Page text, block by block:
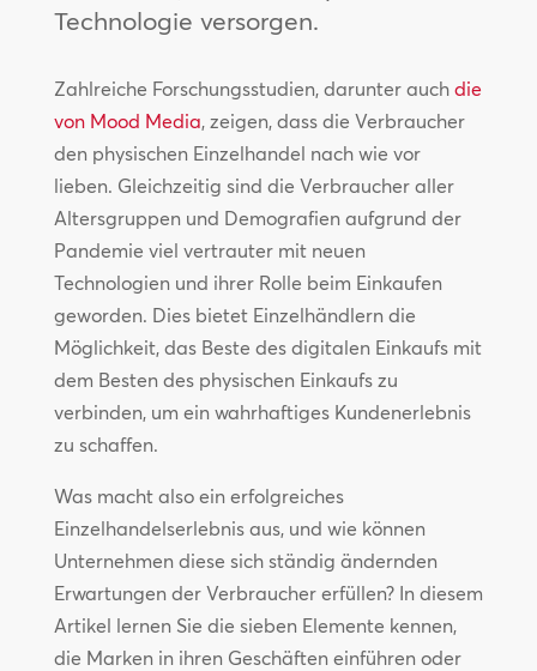
Technologie versorgen.
Zahlreiche Forschungsstudien, darunter auch die
von Mood Media, zeigen, dass die Verbraucher
den physischen Einzelhandel nach wie vor
lieben. Gleichzeitig sind die Verbraucher aller
Altersgruppen und Demografien aufgrund der
Pandemie viel vertrauter mit neuen
Technologien und ihrer Rolle beim Einkaufen
geworden. Dies bietet Einzelhändlern die
Möglichkeit, das Beste des digitalen Einkaufs mit
dem Besten des physischen Einkaufs zu
verbinden, um ein wahrhaftiges Kundenerlebnis
zu schaffen.
Was macht also ein erfolgreiches
Einzelhandelserlebnis aus, und wie können
Unternehmen diese sich ständig ändernden
Erwartungen der Verbraucher erfüllen? In diesem
Artikel lernen Sie die sieben Elemente kennen,
die Marken in ihren Geschäften einführen oder